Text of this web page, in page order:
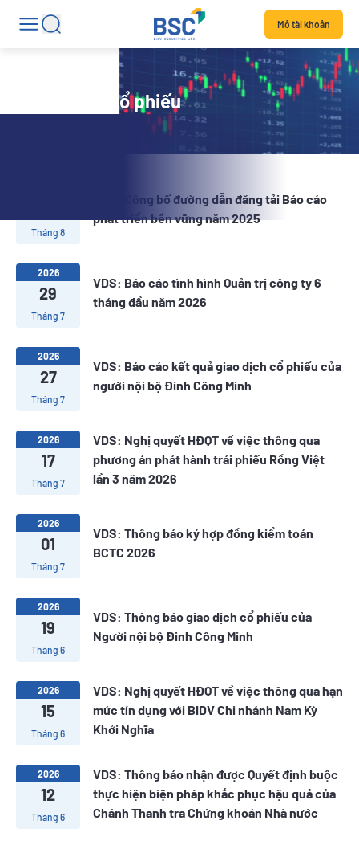
Mở tài khoản
Tin tức mã cổ phiếu
Tháng 8
VDS: Công bố đường dẫn đăng tải Báo cáo
phát triển bền vững năm 2025
2026
29
Tháng 7
VDS: Báo cáo tình hình Quản trị công ty 6
tháng đầu năm 2026
2026
27
Tháng 7
VDS: Báo cáo kết quả giao dịch cổ phiếu của
người nội bộ Đinh Công Minh
2026
17
Tháng 7
VDS: Nghị quyết HĐQT về việc thông qua
phương án phát hành trái phiếu Rồng Việt
lần 3 năm 2026
2026
01
Tháng 7
VDS: Thông báo ký hợp đồng kiểm toán
BCTC 2026
2026
19
Tháng 6
VDS: Thông báo giao dịch cổ phiếu của
Người nội bộ Đinh Công Minh
2026
15
Tháng 6
VDS: Nghị quyết HĐQT về việc thông qua hạn
mức tín dụng với BIDV Chi nhánh Nam Kỳ
Khởi Nghĩa
2026
12
Tháng 6
VDS: Thông báo nhận được Quyết định buộc
thực hiện biện pháp khắc phục hậu quả của
Chánh Thanh tra Chứng khoán Nhà nước